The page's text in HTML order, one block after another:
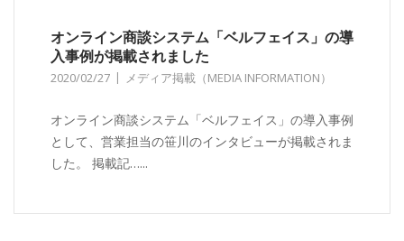
オンライン商談システム「ベルフェイス」の導
入事例が掲載されました
2020/02/27 メディア掲載（MEDIA INFORMATION）
オンライン商談システム「ベルフェイス」の導入事例
として、営業担当の笹川のインタビューが掲載されま
した。 掲載記…...